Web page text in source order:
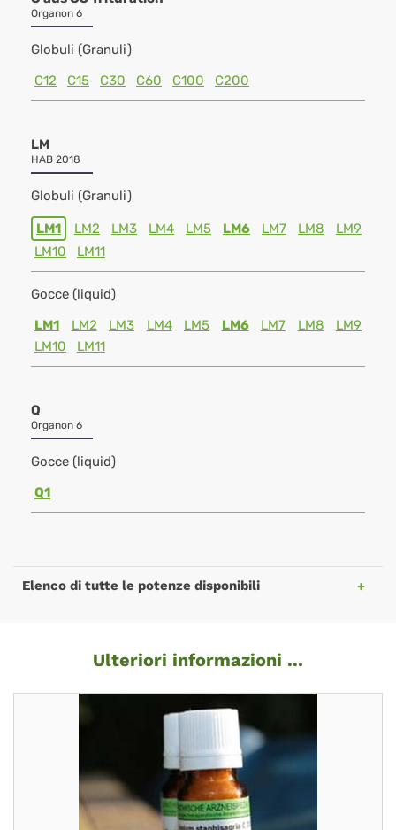
Organon 6
Globuli (Granuli)
C12
C15 C30 C60 C100 C200
LM
HAB 2018
Globuli (Granuli)
LM1 LM2 LM3 LM4 LM5 LM6 LM7 LM8
LM9
LM10
LM11
Gocce (liquid)
LM1
LM2 LM3 LM4 LM5 LM6 LM7 LM8
LM9
LM10
LM11
Q
Organon 6
Gocce (liquid)
Q1
Elenco di tutte le potenze disponibili
Ulteriori informazioni ...